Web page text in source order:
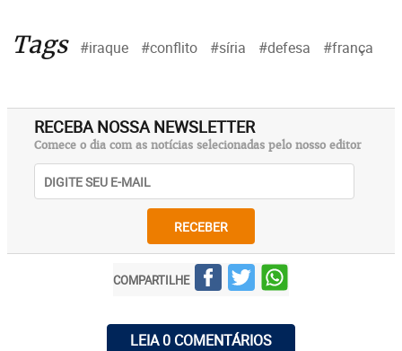
Tags #iraque #conflito #síria #defesa #frança
RECEBA NOSSA NEWSLETTER
Comece o dia com as notícias selecionadas pelo nosso editor
RECEBER
COMPARTILHE
LEIA 0 COMENTÁRIOS